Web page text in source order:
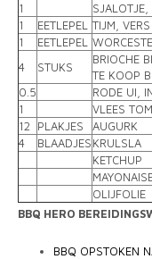
1
SJALOTJE,
1
EETLEPEL
TIJM,
1
EETLEPEL
4
STUKS
BRIOCHE
TE KOOP
0.5
RODE UI,
1
VLEES
12
PLAKJES
AUGURK
4
BLAADJESKRULSLA
KETCHUP
OLIJFOLIE
BBQ HERO
BBQ OPSTOKEN